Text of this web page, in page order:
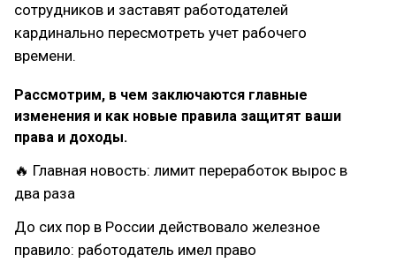
сотрудников и заставят работодателей
кардинально пересмотреть учет рабочего
времени.
Рассмотрим, в чем заключаются главные
изменения и как новые правила защитят ваши
права и доходы.
🔥 Главная новость: лимит переработок вырос в
два раза
До сих пор в России действовало железное
правило: работодатель имел право